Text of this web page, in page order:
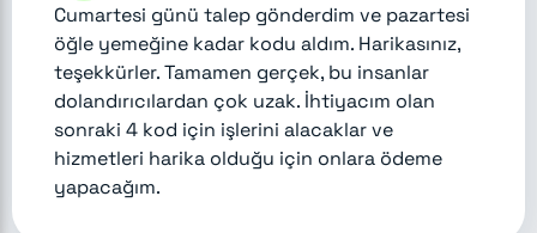
Cumartesi günü talep gönderdim ve pazartesi
öğle yemeğine kadar kodu aldım. Harikasınız,
teşekkürler. Tamamen gerçek, bu insanlar
dolandırıcılardan çok uzak. İhtiyacım olan
sonraki 4 kod için işlerini alacaklar ve
hizmetleri harika olduğu için onlara ödeme
yapacağım.